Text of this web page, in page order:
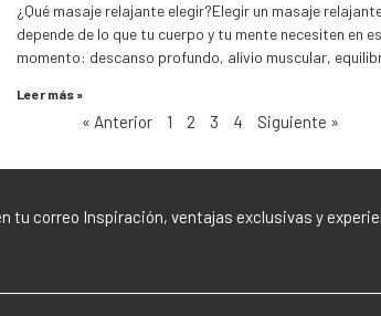
¿Qué masaje relajante elegir?Elegir un masaje
depende de lo que tu cuerpo y tu mente necesiten en
momento: descanso profundo, alivio muscular,
Leer más »
« Anterior 1 2 3 4 Siguiente »
tu correo Inspiración, ventajas exclusivas y